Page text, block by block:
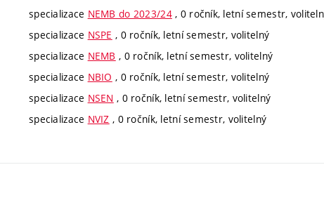
specializace NEMB do 2023/24, 0 ročník, letní semestr,
specializace NSPE , 0 ročník, letní semestr, volitelný
specializace NEMB , 0 ročník, letní semestr, volitelný
specializace NBIO , 0 ročník, letní semestr, volitelný
specializace NSEN , 0 ročník, letní semestr, volitelný
specializace NVIZ , 0 ročník, letní semestr, volitelný